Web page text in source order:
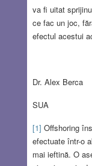
va fi uitat
ce fac un joc,
efectul acestui
Dr. Alex Berca
SUA
[1] Offshoring
efectuate într-o
mai ieftină. O